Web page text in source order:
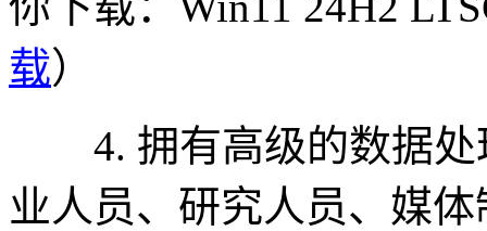
载）
4. 拥有高级的数据处
业人员、研究人员、媒